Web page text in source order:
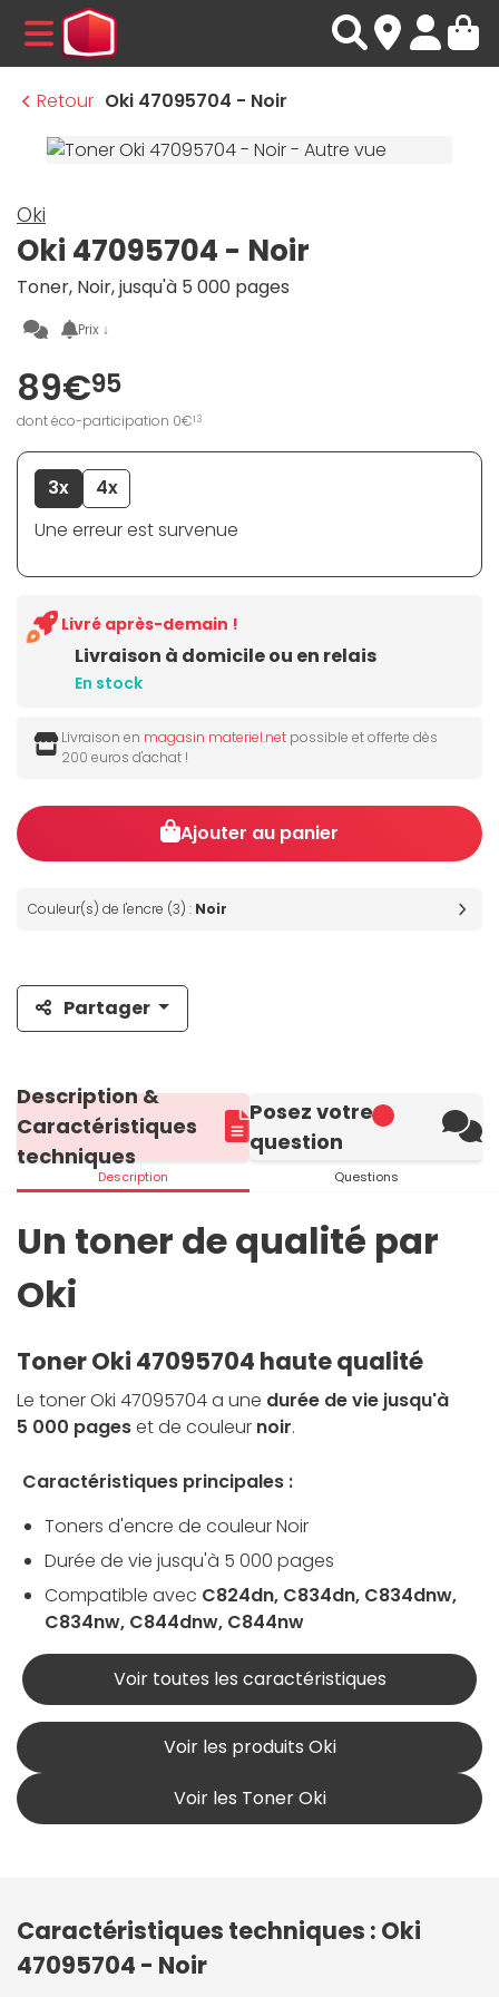
MENU
Retour Oki 47095704 - Noir
Oki
Oki 47095704 - Noir
Toner, Noir, jusqu'à 5 000 pages
Prix ↓
89€95
dont éco-participation 0€13
3x
4x
Une erreur est survenue
Livraison à domicile ou en relais
En stock
Livré après-demain !
Livraison en magasin materiel.net possible et offerte dès
200 euros d'achat !
Ajouter au panier
Couleur(s) de l'encre (3) : Noir
Partager
Description &
Caractéristiques
techniques
Description
Posez votre
question
Questions
Un toner de qualité par
Oki
Toner Oki 47095704 haute qualité
Le toner Oki 47095704 a une durée de vie jusqu'à
5 000 pageset de couleur noir.
Caractéristiques principales :
Toners d'encre de couleur Noir
Durée de vie jusqu'à 5 000 pages
Compatible avec C824dn, C834dn, C834dnw,
C834nw, C844dnw, C844nw
Voir toutes les caractéristiques
Voir les produits Oki
Voir les Toner Oki
Caractéristiques techniques : Oki
47095704 - Noir